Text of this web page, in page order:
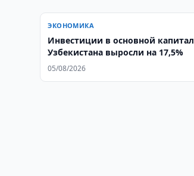
ЭКОНОМИКА
Инвестиции в основной капитал
Узбекистана выросли на 17,5%
05/08/2026